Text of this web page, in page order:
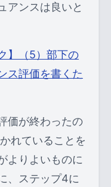
アンスは良いと
】（5）部下の
ス評価を書くた
価が終わったの
れていることを
よりよいものに
、ステップ4に